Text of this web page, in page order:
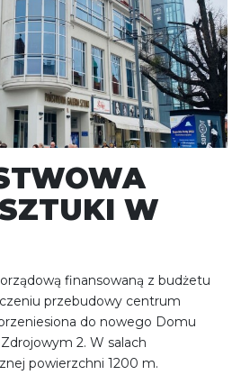
W
finansowaną z budżetu
przebudowy centrum
do nowego Domu
2. W salach
powierzchni 1200 m.